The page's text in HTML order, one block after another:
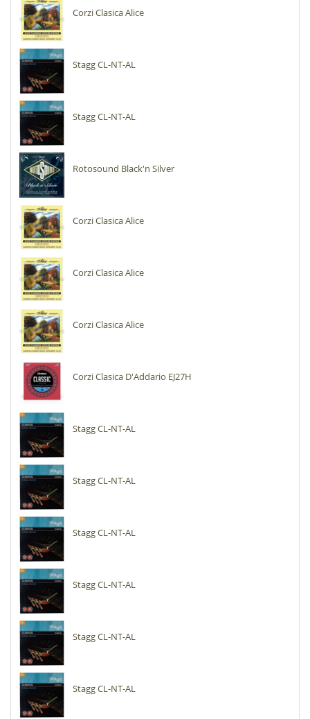
Corzi Clasica Alice
Stagg CL-NT-AL
Stagg CL-NT-AL
Rotosound Black'n Silver
Corzi Clasica Alice
Corzi Clasica Alice
Corzi Clasica Alice
Corzi Clasica D'Addario EJ27H
Stagg CL-NT-AL
Stagg CL-NT-AL
Stagg CL-NT-AL
Stagg CL-NT-AL
Stagg CL-NT-AL
Stagg CL-NT-AL